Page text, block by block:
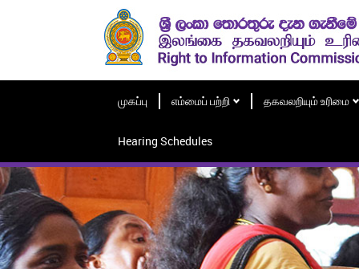
முகப்பு எம்மைப் பற்றி தகவலறியும் உரிமை
Hearing Schedules